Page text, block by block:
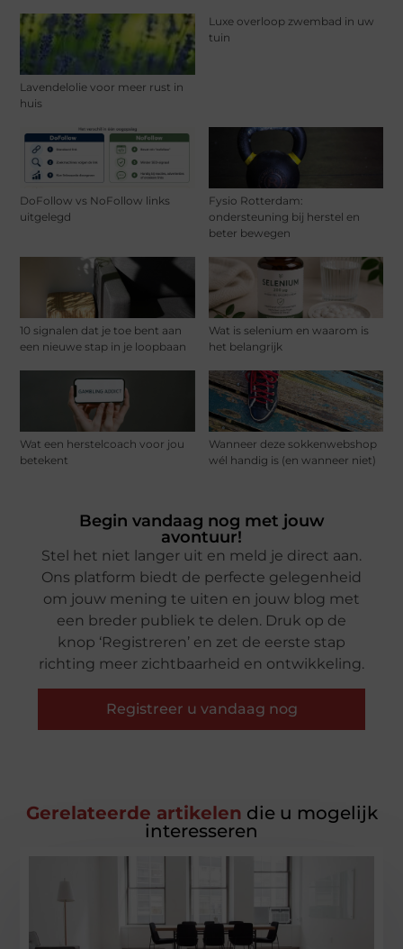
Lavendelolie voor meer rust in
huis
Luxe overloop zwembad in uw
tuin
DoFollow vs NoFollow links
uitgelegd
Fysio Rotterdam:
ondersteuning bij herstel en
beter bewegen
10 signalen dat je toe bent aan
een nieuwe stap in je loopbaan
Wat is selenium en waarom is
het belangrijk
Wat een herstelcoach voor jou
betekent
Wanneer deze sokkenwebshop
wél handig is (en wanneer niet)
Begin vandaag nog met jouw
avontuur!
Stel het niet langer uit en meld je direct aan.
Ons platform biedt de perfecte gelegenheid
om jouw mening te uiten en jouw blog met
een breder publiek te delen. Druk op de
knop ‘Registreren’ en zet de eerste stap
richting meer zichtbaarheid en ontwikkeling.
Registreer u vandaag nog
Gerelateerde artikelen die u mogelijk
interesseren